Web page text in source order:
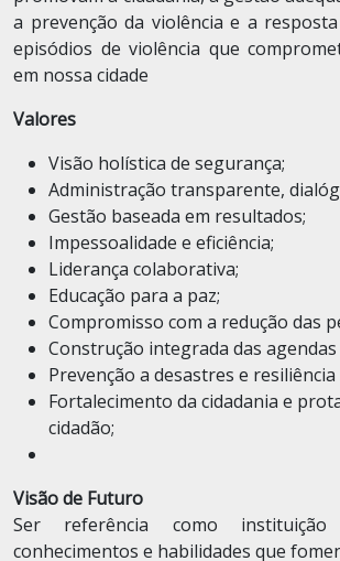
a prevenção da violência e a
episódios de violência que
em nossa cidade
Valores
Visão holística de segurança;
Administração transparente,
Gestão baseada em resultados;
Impessoalidade e eficiência;
Liderança colaborativa;
Educação para a paz;
Compromisso com a redução das
Construção integrada das agendas
Prevenção a desastres e
Fortalecimento da cidadania e
cidadão;
Visão de Futuro
Ser referência como
conhecimentos e habilidades que